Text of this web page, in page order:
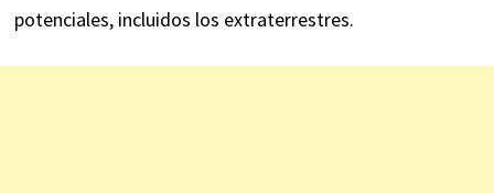
potenciales, incluidos los extraterrestres.